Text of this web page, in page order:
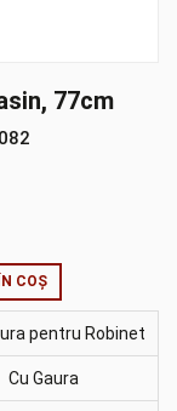
77cm
COȘ
pentru Robinet
Cu Gaura